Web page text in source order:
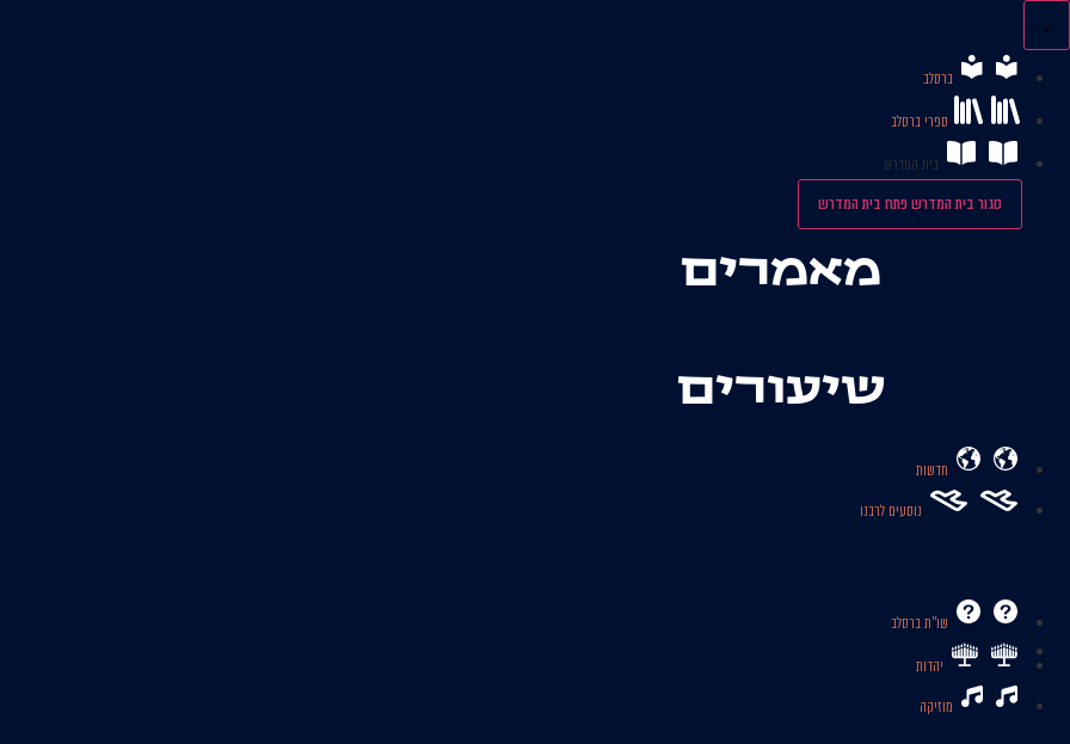
לתוכן
ברסלב
ספרי ברסלב
בית המדרש
סגור בית המדרשפתח בית המדרש
מאמרים
שיעורים
חדשות
נוסעים לרבנו
שו’’ת ברסלב
יהדות
מוזיקה